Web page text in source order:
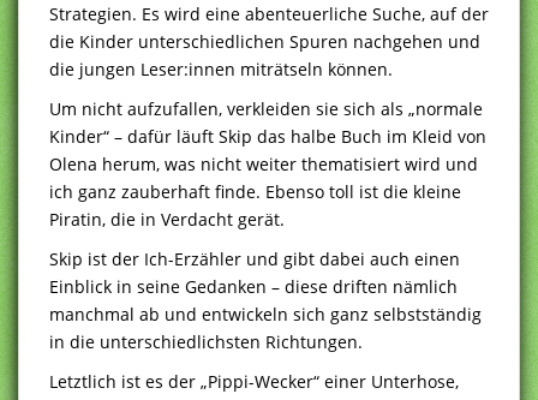
Strategien. Es wird eine abenteuerliche Suche, auf der
die Kinder unterschiedlichen Spuren nachgehen und
die jungen Leser:innen miträtseln können.
Um nicht aufzufallen, verkleiden sie sich als „normale
Kinder“ – dafür läuft Skip das halbe Buch im Kleid von
Olena herum, was nicht weiter thematisiert wird und
ich ganz zauberhaft finde. Ebenso toll ist die kleine
Piratin, die in Verdacht gerät.
Skip ist der Ich-Erzähler und gibt dabei auch einen
Einblick in seine Gedanken – diese driften nämlich
manchmal ab und entwickeln sich ganz selbstständig
in die unterschiedlichsten Richtungen.
Letztlich ist es der „Pippi-Wecker“ einer Unterhose,